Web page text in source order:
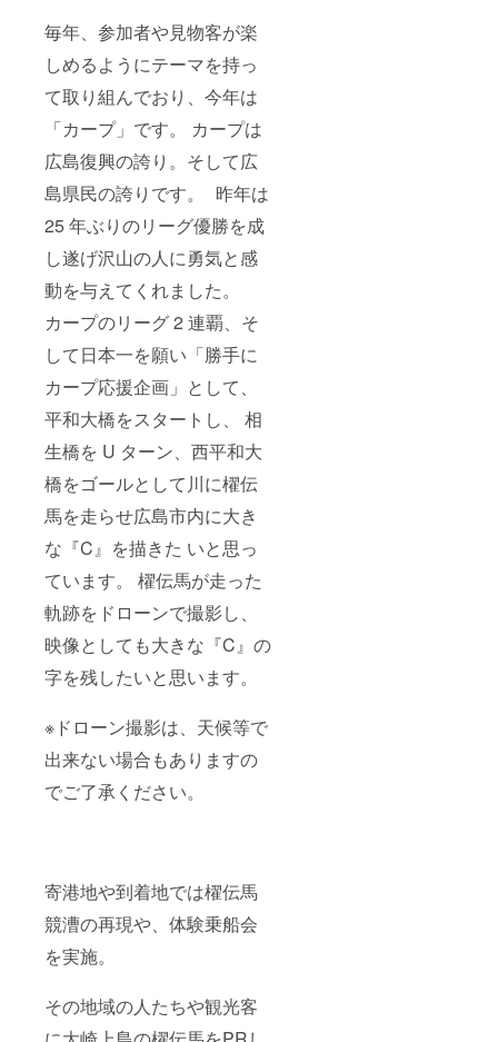
毎年、参加者や見物客が楽
しめるようにテーマを持っ
て取り組んでおり、今年は
「カープ」です。 カープは
広島復興の誇り。そして広
島県民の誇りです。 昨年は
25 年ぶりのリーグ優勝を成
し遂げ沢山の人に勇気と感
動を与えてくれました。
カープのリーグ 2 連覇、そ
して日本一を願い「勝手に
カープ応援企画」として、
平和大橋をスタートし、 相
生橋を U ターン、西平和大
橋をゴールとして川に櫂伝
馬を走らせ広島市内に大き
な『C』を描きた いと思っ
ています。 櫂伝馬が走った
軌跡をドローンで撮影し、
映像としても大きな『C』の
字を残したいと思います。
※ドローン撮影は、天候等で
出来ない場合もありますの
でご了承ください。
寄港地や到着地では櫂伝馬
競漕の再現や、体験乗船会
を実施。
その地域の人たちや観光客